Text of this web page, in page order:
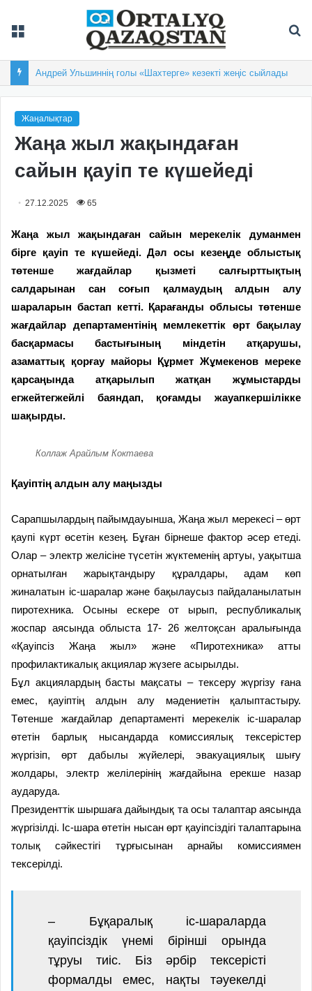
Андрей Ульшиннің голы «Шахтерге» кезекті жеңіс сыйлады
Жаңалықтар
Жаңа жыл жақындаған
сайын қауіп те күшейеді
27.12.2025 65
Жаңа жыл жақындаған сайын мерекелік думанмен
бірге қауіп те күшейеді. Дәл осы кезеңде облыстық
төтенше жағдайлар қызметі салғырттықтың
салдарынан сан соғып қалмаудың алдын алу
шараларын бастап кетті. Қарағанды облысы төтенше
жағдайлар департаментінің мемлекеттік өрт бақылау
басқармасы бастығының міндетін атқарушы,
азаматтық қорғау майоры Құрмет Жұмекенов мереке
қарсаңында атқарылып жатқан жұмыстарды
егжейтегжейлі баяндап, қоғамды жауапкершілікке
шақырды.
Коллаж Арайлым Коктаева
Қауіптің алдын алу маңызды
Сарапшылардың пайымдауынша, Жаңа жыл мерекесі – өрт
қаупі күрт өсетін кезең. Бұған бірнеше фактор әсер етеді.
Олар – электр желісіне түсетін жүктеменің артуы, уақытша
орнатылған жарықтандыру құралдары, адам көп
жиналатын іс-шаралар және бақылаусыз пайдаланылатын
пиротехника. Осыны ескере от ырып, республикалық
жоспар аясында облыста 17- 26 желтоқсан аралығында
«Қауіпсіз Жаңа жыл» және «Пиротехника» атты
профилактикалық акциялар жүзеге асырылды.
Бұл акциялардың басты мақсаты – тексеру жүргізу ғана
емес, қауіптің алдын алу мәдениетін қалыптастыру.
Төтенше жағдайлар департаменті мерекелік іс-шаралар
өтетін барлық нысандарда комиссиялық тексерістер
жүргізіп, өрт дабылы жүйелері, эвакуациялық шығу
жолдары, электр желілерінің жағдайына ерекше назар
аударуда.
Президенттік шыршаға дайындық та осы талаптар аясында
жүргізілді. Іс-шара өтетін нысан өрт қауіпсіздігі талаптарына
толық сәйкестігі тұрғысынан арнайы комиссиямен
тексерілді.
– Бұқаралық іс-шараларда
қауіпсіздік үнемі бірінші орында
тұруы тиіс. Біз әрбір тексерісті
формалды емес, нақты тәуекелді